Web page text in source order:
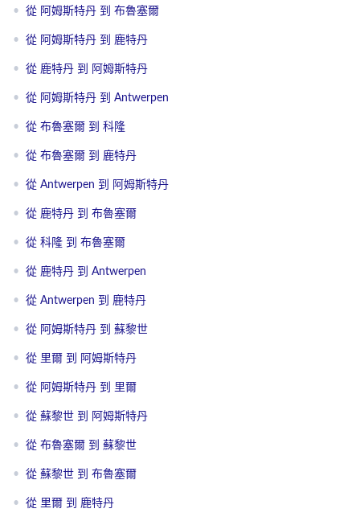
• 從 阿姆斯特丹 到 布魯塞爾
• 從 阿姆斯特丹 到 鹿特丹
• 從 鹿特丹 到 阿姆斯特丹
• 從 阿姆斯特丹 到 Antwerpen
• 從 布魯塞爾 到 科隆
• 從 布魯塞爾 到 鹿特丹
• 從 Antwerpen 到 阿姆斯特丹
• 從 鹿特丹 到 布魯塞爾
• 從 科隆 到 布魯塞爾
• 從 鹿特丹 到 Antwerpen
• 從 Antwerpen 到 鹿特丹
• 從 阿姆斯特丹 到 蘇黎世
• 從 里爾 到 阿姆斯特丹
• 從 阿姆斯特丹 到 里爾
• 從 蘇黎世 到 阿姆斯特丹
• 從 布魯塞爾 到 蘇黎世
• 從 蘇黎世 到 布魯塞爾
• 從 里爾 到 鹿特丹